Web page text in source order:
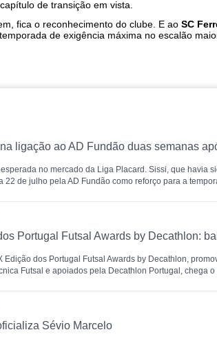
de transição em vista.
fica o reconhecimento do clube. E ao SC
de exigência máxima no escalão
no mercado da Liga Placard. Sissi, que havia
22 de julho pela AD Fundão como reforço para a
Edição dos Portugal Futsal Awards by Decathlon,
Futsal e apoiados pela Decathlon Portugal, chega o
Sévio Marcelo